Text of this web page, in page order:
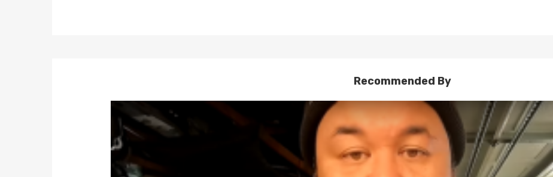
Rodamiento: Rodamiento diario
Tipo de refrigeración: Refrigerado por aceite
Entrada de aceite: M12*1,25 y 2*M8*1,25
Recommended By